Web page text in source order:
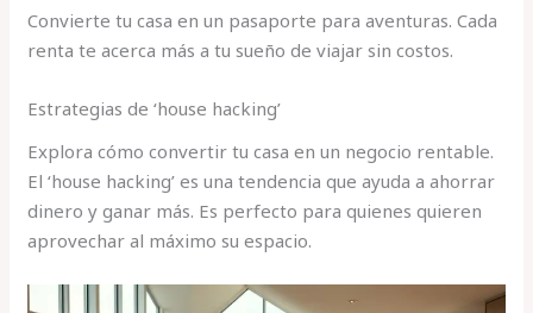
Convierte tu casa en un pasaporte para aventuras. Cada
renta te acerca más a tu sueño de viajar sin costos.
Estrategias de ‘house hacking’
Explora cómo convertir tu casa en un negocio rentable.
El ‘house hacking’ es una tendencia que ayuda a ahorrar
dinero y ganar más. Es perfecto para quienes quieren
aprovechar al máximo su espacio.